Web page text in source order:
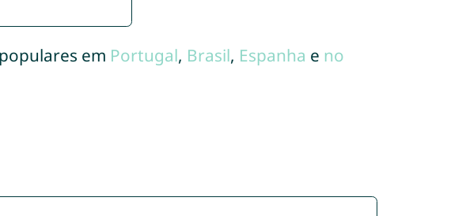
em Portugal, Brasil, Espanha e no